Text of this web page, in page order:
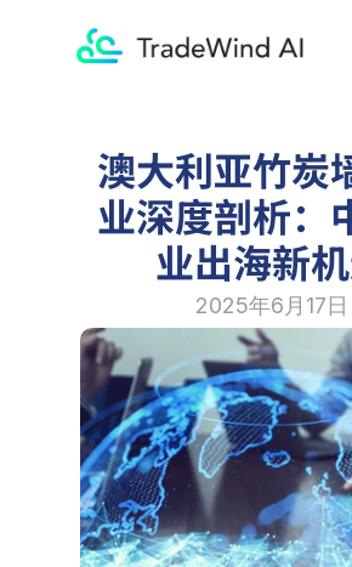
澳大利亚竹炭
业深度剖析：
业出海新
2025年6月17日